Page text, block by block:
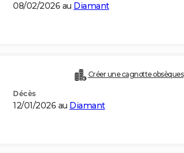
08/02/2026 au Diamant
Créer une cagnotte obsèques
Décès
12/01/2026 au Diamant